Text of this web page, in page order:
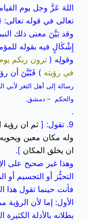
اللهَ عَزَّ وجل يوم
تعالى في قوله تعالى:
وقد بَيَّنَ معنى ذلك
إِشْكَالٍ فيه بقوله
وقولِه ( ترون ربكم
في رؤيته ) فَبّيَّنَ أن
والحكم – دمشق.
.
9. تقول: [
ثم ان رؤية
وله مكان معين
ان يخلق المكان ].
وهذا غير صحيح على
التحيُّز أو التجسيم أو
فأنت حينما تقول هذا
الأول: إما لأن الرؤية
بطلانه بالأدلة الكثيرة